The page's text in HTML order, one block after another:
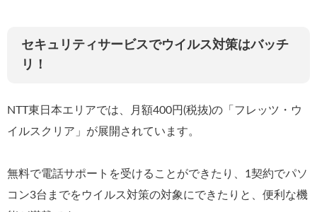
セキュリティサービスでウイルス対策はバッチ
リ！
NTT東日本エリアでは、月額400円(税抜)の「フレッツ・ウ
イルスクリア」が展開されています。
無料で電話サポートを受けることができたり、1契約でパソ
コン3台までをウイルス対策の対象にできたりと、便利な機